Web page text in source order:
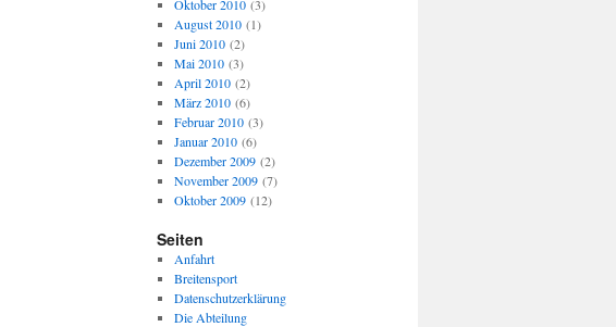
Oktober 2010(3)
August 2010(1)
Juni 2010(2)
Mai 2010(3)
April 2010(2)
März 2010(6)
Februar 2010(3)
Januar 2010(6)
Dezember 2009(2)
November 2009(7)
Oktober 2009(12)
Seiten
Anfahrt
Breitensport
Datenschutzerklärung
Die Abteilung